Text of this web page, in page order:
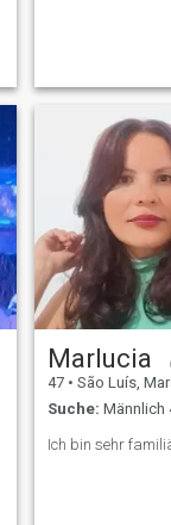
Marlucia
47 • São Luís,
Suche: Männlich
Ich bin sehr